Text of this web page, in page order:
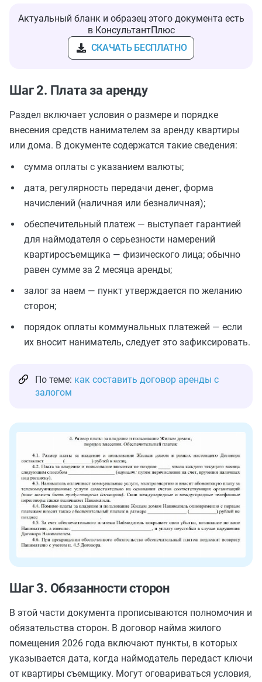
Актуальный бланк и образец этого документа есть
в КонсультантПлюс
СКАЧАТЬ БЕСПЛАТНО
Шаг 2. Плата за аренду
Раздел включает условия о размере и порядке
внесения средств нанимателем за аренду квартиры
или дома. В документе содержатся такие сведения:
сумма оплаты с указанием валюты;
дата, регулярность передачи денег, форма
начислений (наличная или безналичная);
обеспечительный платеж — выступает гарантией
для наймодателя о серьезности намерений
квартиросъемщика — физического лица; обычно
равен сумме за 2 месяца аренды;
залог за наем — пункт утверждается по желанию
сторон;
порядок оплаты коммунальных платежей — если
их вносит наниматель, следует это зафиксировать.
По теме: как составить договор аренды с
залогом
Шаг 3. Обязанности сторон
В этой части документа прописываются полномочия и
обязательства сторон. В договор найма жилого
помещения 2026 года включают пункты, в которых
указывается дата, когда наймодатель передаст ключи
от квартиры съемщику. Могут оговариваться условия,